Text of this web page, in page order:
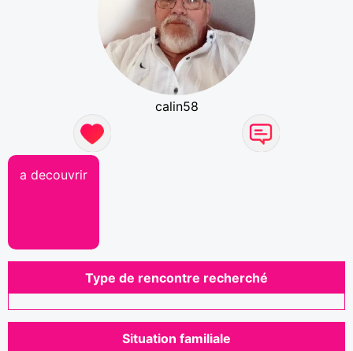
calin58
a decouvrir
Type de rencontre recherché
Situation familiale